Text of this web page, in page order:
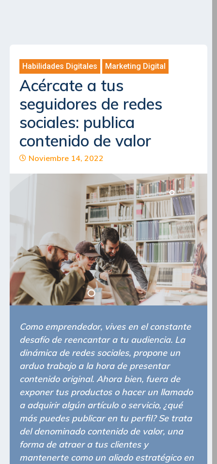
Habilidades Digitales Marketing Digital
Acércate a tus
seguidores de redes
sociales: publica
contenido de valor
Noviembre 14, 2022
Como emprendedor, vives en el constante
desafío de reencantar a tu audiencia. La
dinámica de redes sociales, propone un
arduo trabajo a la hora de presentar
contenido original. Ahora bien, fuera de
exponer tus productos o hacer un llamado
a adquirir algún artículo o servicio, ¿qué
más puedes publicar en tu perfil? Se trata
del denominado contenido de valor, una
forma de atraer a tus clientes y
mantenerte como un aliado estratégico en